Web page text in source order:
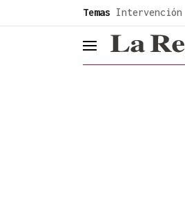
Temas Intervención
header.menu.open